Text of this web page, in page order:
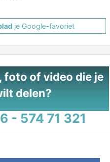
je Google-favoriet
foto of video die je
delen?
- 574 71 321